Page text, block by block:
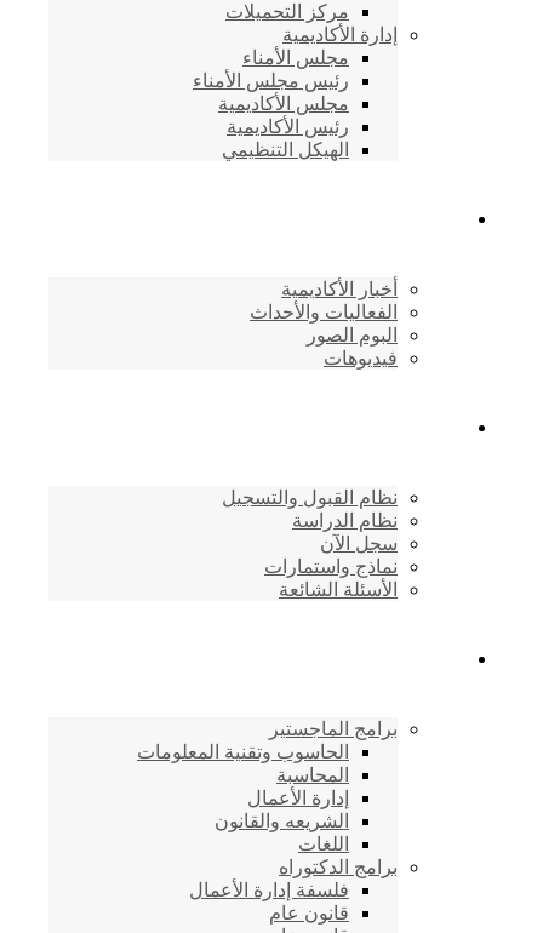
مركز التحميلات
إدارة الأكاديمية
مجلس الأمناء
رئيس مجلس الأمناء
مجلس الأكاديمية
رئيس الأكاديمية
الهيكل التنظيمي
أخبار الأكاديمية
الفعاليات والأحداث
البوم الصور
فيديوهات
نظام القبول والتسجيل
نظام الدراسة
سجل الآن
نماذج واستمارات
الأسئلة الشائعة
برامج الماجستير
الحاسوب وتقنية المعلومات
المحاسبة
إدارة الأعمال
الشريعه والقانون
اللغات
برامج الدكتوراه
فلسفة إدارة الأعمال
قانون عام